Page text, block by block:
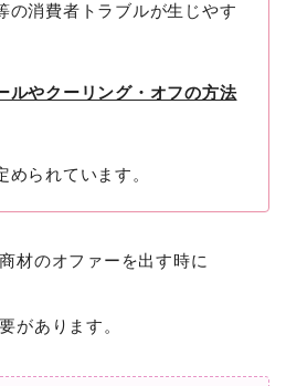
の消費者トラブルが生じやす
ルやクーリング・オフの方法
られています。
材のオファーを出す時に
があります。